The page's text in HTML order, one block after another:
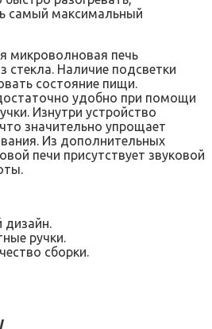
самый максимальный
микроволновая печь
стекла. Наличие подсветки
состояние пищи.
удобно при помощи
Изнутри устройство
значительно упрощает
Из дополнительных
печи присутствует звуковой
ручки.
сборки.